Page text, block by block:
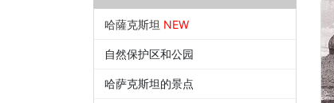
哈薩克斯坦 NEW
自然保护区和公园
哈萨克斯坦的景点